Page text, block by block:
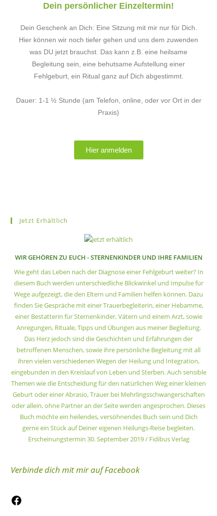
Dein persönlicher Einzeltermin!
Dein Geschenk an Dich: Eine Sitzung mit mir nur für Dich.
Hier können wir noch tiefer gehen und uns dem zuwenden
was DU jetzt brauchst. Das kann z.B. eine heilsame
Begleitung sein, eine behutsame Aufstellung einer
Fehlgeburt, ein Ritual ganz auf Dich abgestimmt.
Dauer: 1-1 ½ Stunde (am Telefon, online, oder vor Ort in der
Praxis)
Hier anmelden
Jetzt Erhältlich
WIR GEHÖREN ZU EUCH - STERNENKINDER UND IHRE FAMILIEN
Wie geht das Leben nach der Diagnose einer Fehlgeburt weiter? In
diesem Buch werden unterschiedliche Blickwinkel und Impulse für
Wege aufgezeigt, die den Eltern und Familien helfen können. Dazu
finden Sie Gespräche mit einer Trauerbegleiterin, einer Hebamme,
einer Bestatterin für Sternenkinder, Vätern und einem Arzt, sowie
Anregungen, Rituale, Tipps und Übungen aus meiner Begleitung.
Das Herz jedoch sind die Geschichten und Erfahrungen der
betroffenen Menschen, sowie ihre persönliche Begleitung mit all
ihren vielen verschiedenen Wegen der Heilung und Integration,
eingebunden in den Kreislauf von Leben und Sterben. Auch sensible
Themen wie die Entscheidung für den natürlichen Weg einer kleinen
Geburt oder einer Abrasio, Trauer bei Mehrlingsschwangerschaften
oder allein, ohne Partner an der Seite werden angesprochen. Dieses
Buch möchte ein heilendes, versöhnendes Buch sein und Dich
gerne ein Stück auf Deiner eigenen Heilungs-Reise begleiten.
Erscheinungstermin 30. September 2019 / Fidibus Verlag
Verbinde dich mit mir auf Facebook